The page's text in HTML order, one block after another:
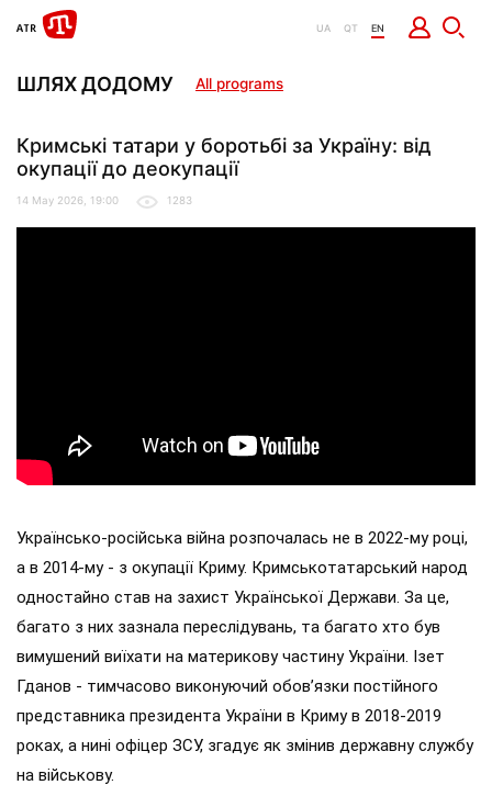
UA QT EN
ШЛЯХ ДОДОМУ All programs
Кримські татари у боротьбі за Україну: від
окупації до деокупації
14 May 2026, 19:00 1283
Українсько-російська війна розпочалась не в 2022-му році,
а в 2014-му - з окупації Криму. Кримськотатарський народ
одностайно став на захист Української Держави. За це,
багато з них зазнала переслідувань, та багато хто був
вимушений виїхати на материкову частину України. Ізет
Гданов - тимчасово виконуючий обов’язки постійного
представника президента України в Криму в 2018-2019
роках, а нині офіцер ЗСУ, згадує як змінив державну службу
на військову.